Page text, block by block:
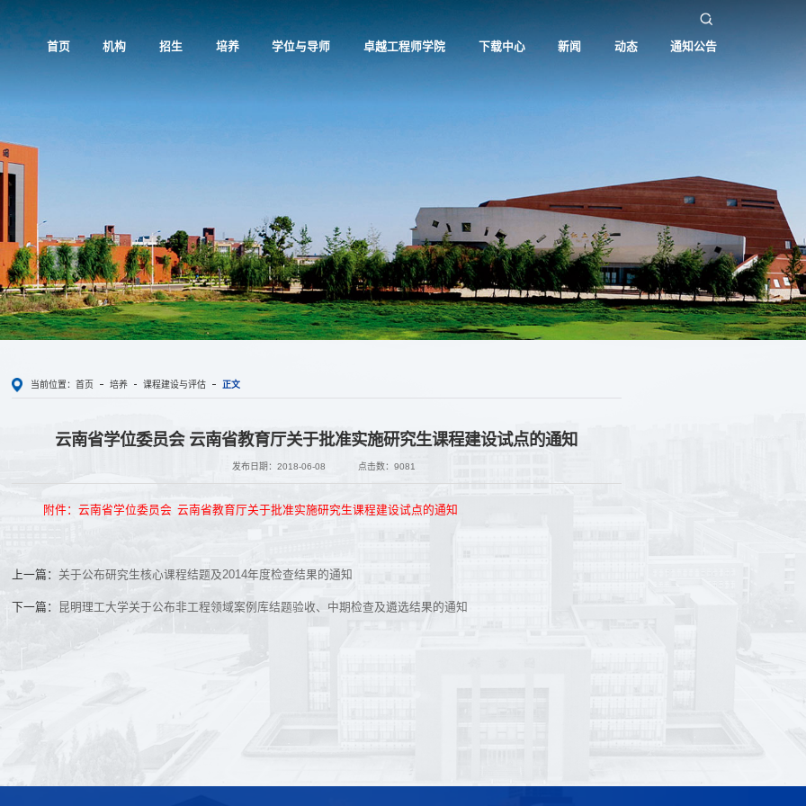
首页 机构 招生 培养 学位与导师 卓越工程师学院 下载中心 新闻 动态 通知公告
当前位置： 首页 培养 课程建设与评估 正文
云南省学位委员会 云南省教育厅关于批准实施研究生课程建设试点的通知
发布日期：2018-06-08 点击数：9081
附件：云南省学位委员会 云南省教育厅关于批准实施研究生课程建设试点的通知
上一篇： 关于公布研究生核心课程结题及2014年度检查结果的通知
下一篇： 昆明理工大学关于公布非工程领域案例库结题验收、中期检查及遴选结果的通知